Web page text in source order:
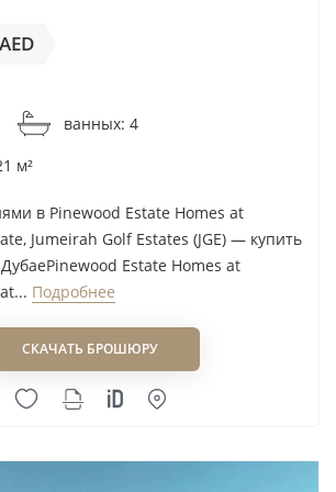
Greg Norman. Для резидента
высотных
конкретного кластера: вид,
наличие рядом
объекта заметно влияют на
у Sheikh Mohammed Bin Zayed
станция метро Jumeirah
сообщества есть гольф-
академия, тренировочные зоны,
объекты. Для
ванных: 4
м²
в Pinewood Estate Homes at
Jumeirah Golf Estates (JGE) — купить
Estate Homes at
Подробнее
СКАЧАТЬ БРОШЮРУ